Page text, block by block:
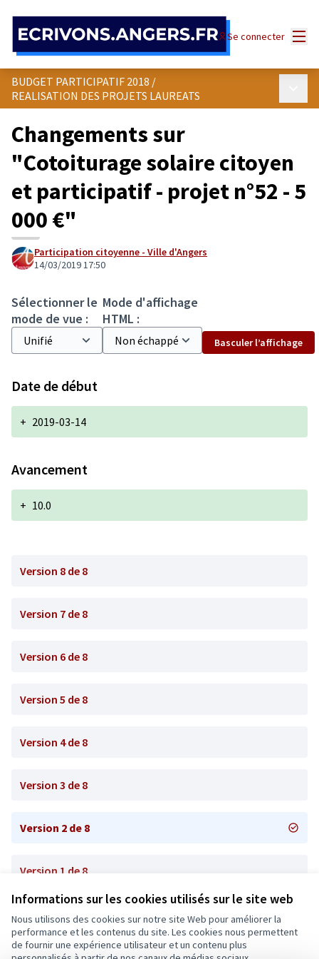
Informations sur les cookies utilisés sur le site web
Nous utilisons des cookies sur notre site Web pour améliorer la
performance et les contenus du site. Les cookies nous permettent
de fournir une expérience utilisateur et un contenu plus
Se connecter
BUDGET PARTICIPATIF 2018 /
REALISATION DES PROJETS LAUREATS
Changements sur
"Cotoiturage solaire citoyen
et participatif - projet n°52 - 5
000 €"
Participation citoyenne - Ville d'Angers
14/03/2019 17:50
Sélectionner le
mode de vue :
Mode d'affichage
HTML :
Basculer l’affichage
Date de début
+ 2019-03-14
Avancement
+ 10.0
Version 8 de 8
Version 7 de 8
Version 6 de 8
Version 5 de 8
Version 4 de 8
Version 3 de 8
Version 2 de 8
Version 1 de 8
Conditions d'utilisation
Paramètres des cookies
Ecrivons Angers sur X
Ecrivons Angers sur Facebook